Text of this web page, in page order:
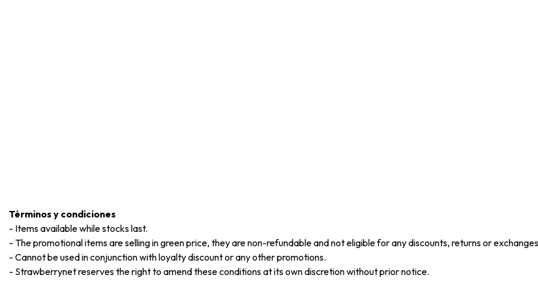
Términos y condiciones
- Items available while stocks last.
- The promotional items are selling in green price, they are non-refundable and not eligible for any discounts, returns or
- Cannot be used in conjunction with loyalty discount or any other promotions.
- Strawberrynet reserves the right to amend these conditions at its own discretion without prior notice.